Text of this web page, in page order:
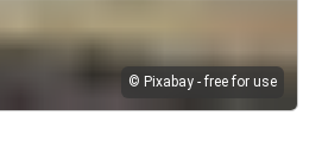
© Pixabay - free for use